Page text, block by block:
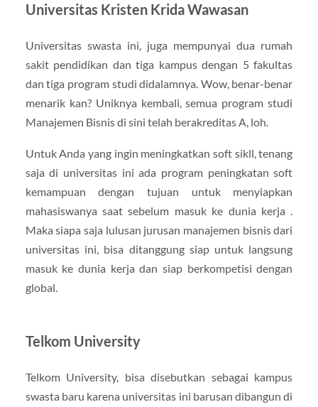
Universitas Kristen Krida Wawasan
Universitas swasta ini, juga mempunyai dua rumah
sakit pendidikan dan tiga kampus dengan 5 fakultas
dan tiga program studi didalamnya. Wow, benar-benar
menarik kan? Uniknya kembali, semua program studi
Manajemen Bisnis di sini telah berakreditas A, loh.
Untuk Anda yang ingin meningkatkan soft sikll, tenang
saja di universitas ini ada program peningkatan soft
kemampuan dengan tujuan untuk menyiapkan
mahasiswanya saat sebelum masuk ke dunia kerja .
Maka siapa saja lulusan jurusan manajemen bisnis dari
universitas ini, bisa ditanggung siap untuk langsung
masuk ke dunia kerja dan siap berkompetisi dengan
global.
Telkom University
Telkom University, bisa disebutkan sebagai kampus
swasta baru karena universitas ini barusan dibangun di